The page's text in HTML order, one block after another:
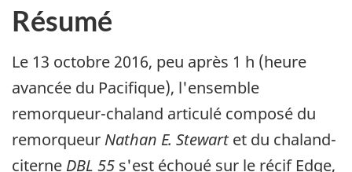
Résumé
Le 13 octobre 2016, peu après 1 h (heure
avancée du Pacifique), l'ensemble
remorqueur-chaland articulé composé du
remorqueur Nathan E. Stewartet du chaland-
citerne DBL 55 s'est échoué sur le récif Edge,